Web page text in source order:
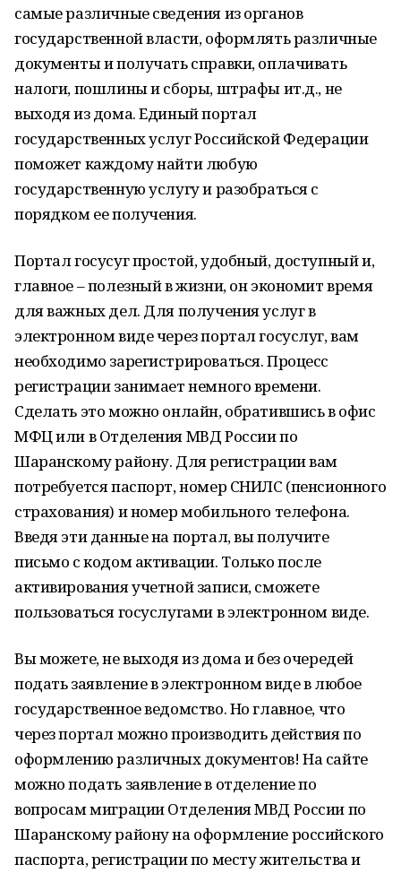
самые различные сведения из органов
государственной власти, оформлять различные
документы и получать справки, оплачивать
налоги, пошлины и сборы, штрафы ит.д., не
выходя из дома. Единый портал
государственных услуг Российской Федерации
поможет каждому найти любую
государственную услугу и разобраться с
порядком ее получения.
Портал госусуг простой, удобный, доступный и,
главное – полезный в жизни, он экономит время
для важных дел. Для получения услуг в
электронном виде через портал госуслуг, вам
необходимо зарегистрироваться. Процесс
регистрации занимает немного времени.
Сделать это можно онлайн, обратившись в офис
МФЦ или в Отделения МВД России по
Шаранскому району. Для регистрации вам
потребуется паспорт, номер СНИЛС (пенсионного
страхования) и номер мобильного телефона.
Введя эти данные на портал, вы получите
письмо с кодом активации. Только после
активирования учетной записи, сможете
пользоваться госуслугами в электронном виде.
Вы можете, не выходя из дома и без очередей
подать заявление в электронном виде в любое
государственное ведомство. Но главное, что
через портал можно производить действия по
оформлению различных документов! На сайте
можно подать заявление в отделение по
вопросам миграции Отделения МВД России по
Шаранскому району на оформление российского
паспорта, регистрации по месту жительства и